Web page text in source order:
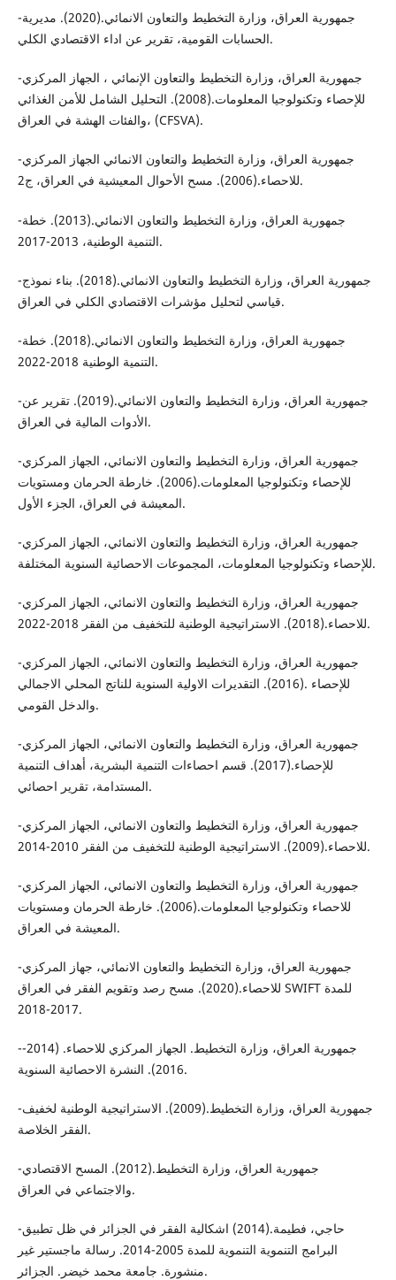
-جمهورية العراق، وزارة التخطيط والتعاون الانمائي.(2020). مديرية
الحسابات القومية، تقرير عن اداء الاقتصادي الكلي.
-جمهورية العراق، وزارة التخطيط والتعاون الإنمائي ، الجهاز المركزي
للإحصاء وتكنولوجيا المعلومات.(2008). التحليل الشامل للأمن الغذائي
والفئات الهشة في العراق، (CFSVA).
-جمهورية العراق، وزارة التخطيط والتعاون الانمائي الجهاز المركزي
للاحصاء.(2006). مسح الأحوال المعيشية في العراق، ج2.
-جمهورية العراق، وزارة التخطيط والتعاون الانمائي.(2013). خطة
التنمية الوطنية، 2013-2017.
-جمهورية العراق، وزارة التخطيط والتعاون الانمائي.(2018). بناء نموذج
قياسي لتحليل مؤشرات الاقتصادي الكلي في العراق.
-جمهورية العراق، وزارة التخطيط والتعاون الانمائي.(2018). خطة
التنمية الوطنية 2018-2022.
-جمهورية العراق، وزارة التخطيط والتعاون الانمائي.(2019). تقرير عن
الأدوات المالية في العراق.
-جمهورية العراق، وزارة التخطيط والتعاون الانمائي، الجهاز المركزي
للإحصاء وتكنولوجيا المعلومات.(2006). خارطة الحرمان ومستويات
المعيشة في العراق، الجزء الأول.
-جمهورية العراق، وزارة التخطيط والتعاون الانمائي، الجهاز المركزي
للإحصاء وتكنولوجيا المعلومات، المجموعات الاحصائية السنوية المختلفة.
-جمهورية العراق، وزارة التخطيط والتعاون الانمائي، الجهاز المركزي
للاحصاء.(2018). الاستراتيجية الوطنية للتخفيف من الفقر 2018-2022.
-جمهورية العراق، وزارة التخطيط والتعاون الانمائي، الجهاز المركزي
للإحصاء .(2016). التقديرات الاولية السنوية للناتج المحلي الاجمالي
والدخل القومي.
-جمهورية العراق، وزارة التخطيط والتعاون الانمائي، الجهاز المركزي
للإحصاء.(2017). قسم احصاءات التنمية البشرية، أهداف التنمية
المستدامة، تقرير احصائي.
-جمهورية العراق، وزارة التخطيط والتعاون الانمائي، الجهاز المركزي
للاحصاء.(2009). الاستراتيجية الوطنية للتخفيف من الفقر 2010-2014.
-جمهورية العراق، وزارة التخطيط والتعاون الانمائي، الجهاز المركزي
للاحصاء وتكنولوجيا المعلومات.(2006). خارطة الحرمان ومستويات
المعيشة في العراق.
-جمهورية العراق، وزارة التخطيط والتعاون الانمائي، جهاز المركزي
للاحصاء.(2020). مسح رصد وتقويم الفقر في العراق SWIFT للمدة
2017-2018.
-جمهورية العراق، وزارة التخطيط. الجهاز المركزي للاحصاء. (2014-
2016). النشرة الاحصائية السنوية.
-جمهورية العراق، وزارة التخطيط.(2009). الاستراتيجية الوطنية لخفيف
الفقر الخلاصة.
-جمهورية العراق، وزارة التخطيط.(2012). المسح الاقتصادي
والاجتماعي في العراق.
-حاجي، فطيمة.(2014) اشكالية الفقر في الجزائر في ظل تطبيق
البرامج التنموية التنموية للمدة 2005-2014. رسالة ماجستير غير
منشورة. جامعة محمد خيضر. الجزائر.